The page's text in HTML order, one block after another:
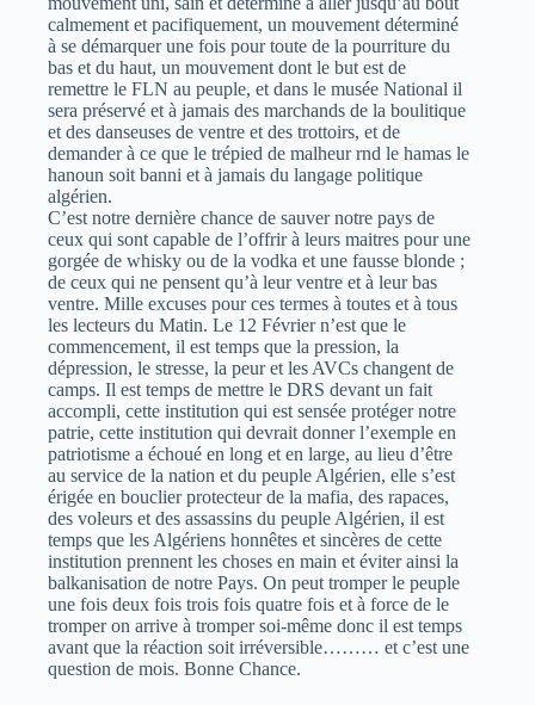
calmement et pacifiquement, un mouvement déterminé
à se démarquer une fois pour toute de la pourriture du
bas et du haut, un mouvement dont le but est de
remettre le FLN au peuple, et dans le musée National il
sera préservé et à jamais des marchands de la boulitique
et des danseuses de ventre et des trottoirs, et de
demander à ce que le trépied de malheur rnd le hamas le
hanoun soit banni et à jamais du langage politique
algérien.
C’est notre dernière chance de sauver notre pays de
ceux qui sont capable de l’offrir à leurs maitres pour une
gorgée de whisky ou de la vodka et une fausse blonde ;
de ceux qui ne pensent qu’à leur ventre et à leur bas
ventre. Mille excuses pour ces termes à toutes et à tous
les lecteurs du Matin. Le 12 Février n’est que le
commencement, il est temps que la pression, la
dépression, le stresse, la peur et les AVCs changent de
camps. Il est temps de mettre le DRS devant un fait
accompli, cette institution qui est sensée protéger notre
patrie, cette institution qui devrait donner l’exemple en
patriotisme a échoué en long et en large, au lieu d’être
au service de la nation et du peuple Algérien, elle s’est
érigée en bouclier protecteur de la mafia, des rapaces,
des voleurs et des assassins du peuple Algérien, il est
temps que les Algériens honnêtes et sincères de cette
institution prennent les choses en main et éviter ainsi la
balkanisation de notre Pays. On peut tromper le peuple
une fois deux fois trois fois quatre fois et à force de le
tromper on arrive à tromper soi-même donc il est temps
avant que la réaction soit irréversible……… et c’est une
question de mois. Bonne Chance.